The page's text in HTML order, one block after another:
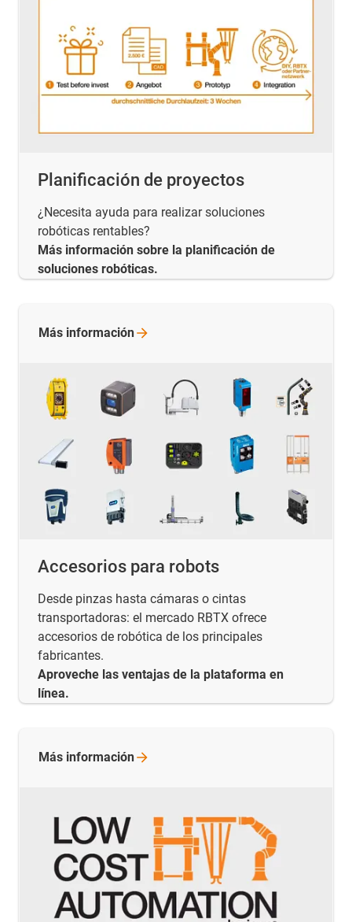
Planificación de proyectos
¿Necesita ayuda para realizar soluciones
robóticas rentables?
Más información sobre la planificación de
soluciones robóticas.
Accesorios para robots
Desde pinzas hasta cámaras o cintas
transportadoras: el mercado RBTX ofrece
accesorios de robótica de los principales
fabricantes.
Aproveche las ventajas de la plataforma en
línea.
Más información
Más información